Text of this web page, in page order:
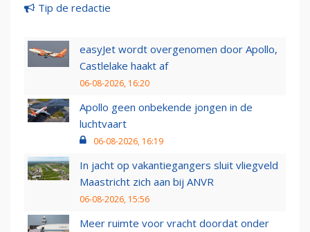
Tip de redactie
easyJet wordt overgenomen door Apollo,
Castlelake haakt af
06-08-2026, 16:20
Apollo geen onbekende jongen in de
luchtvaart
06-08-2026, 16:19
In jacht op vakantiegangers sluit vliegveld
Maastricht zich aan bij ANVR
06-08-2026, 15:56
Meer ruimte voor vracht doordat onder